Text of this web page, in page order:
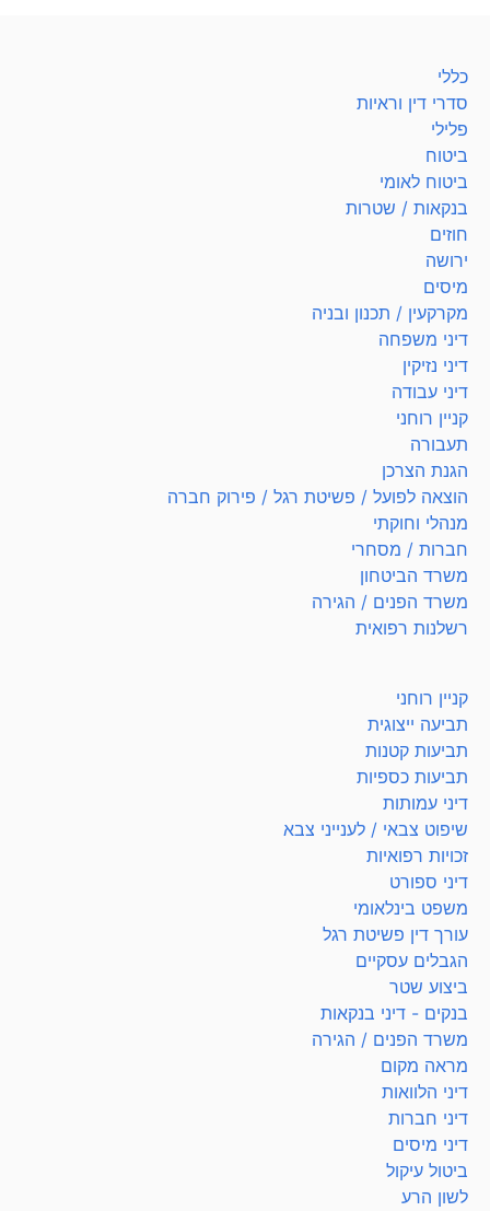
כללי
סדרי דין וראיות
פלילי
ביטוח
ביטוח לאומי
בנקאות / שטרות
חוזים
ירושה
מיסים
מקרקעין / תכנון ובניה
דיני משפחה
דיני נזיקין
דיני עבודה
קניין רוחני
תעבורה
הגנת הצרכן
הוצאה לפועל / פשיטת רגל / פירוק חברה
מנהלי וחוקתי
חברות / מסחרי
משרד הביטחון
משרד הפנים / הגירה
רשלנות רפואית
קניין רוחני
תביעה ייצוגית
תביעות קטנות
תביעות כספיות
דיני עמותות
שיפוט צבאי / לענייני צבא
זכויות רפואיות
דיני ספורט
משפט בינלאומי
עורך דין פשיטת רגל
הגבלים עסקיים
ביצוע שטר
בנקים - דיני בנקאות
משרד הפנים / הגירה
מראה מקום
דיני הלוואות
דיני חברות
דיני מיסים
ביטול עיקול
לשון הרע